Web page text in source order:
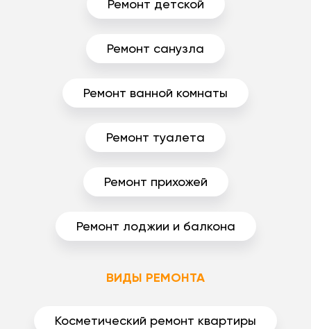
Ремонт детской
Ремонт санузла
Ремонт ванной комнаты
Ремонт туалета
Ремонт прихожей
Ремонт лоджии и балкона
ВИДЫ РЕМОНТА
Косметический ремонт квартиры